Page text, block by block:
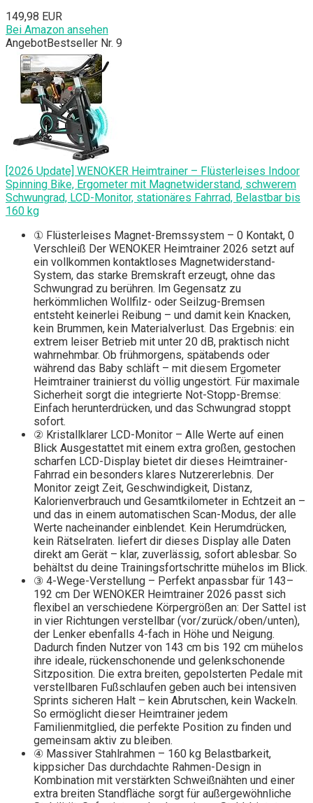
149,98 EUR
Bei Amazon ansehen
AngebotBestseller Nr. 9
[2026 Update] WENOKER Heimtrainer – Flüsterleises Indoor
Spinning Bike, Ergometer mit Magnetwiderstand, schwerem
Schwungrad, LCD-Monitor, stationäres Fahrrad, Belastbar bis
160 kg
① Flüsterleises Magnet-Bremssystem – 0 Kontakt, 0
Verschleiß Der WENOKER Heimtrainer 2026 setzt auf
ein vollkommen kontaktloses Magnetwiderstand-
System, das starke Bremskraft erzeugt, ohne das
Schwungrad zu berühren. Im Gegensatz zu
herkömmlichen Wollfilz- oder Seilzug-Bremsen
entsteht keinerlei Reibung – und damit kein Knacken,
kein Brummen, kein Materialverlust. Das Ergebnis: ein
extrem leiser Betrieb mit unter 20 dB, praktisch nicht
wahrnehmbar. Ob frühmorgens, spätabends oder
während das Baby schläft – mit diesem Ergometer
Heimtrainer trainierst du völlig ungestört. Für maximale
Sicherheit sorgt die integrierte Not-Stopp-Bremse:
Einfach herunterdrücken, und das Schwungrad stoppt
sofort.
② Kristallklarer LCD-Monitor – Alle Werte auf einen
Blick Ausgestattet mit einem extra großen, gestochen
scharfen LCD-Display bietet dir dieses Heimtrainer-
Fahrrad ein besonders klares Nutzererlebnis. Der
Monitor zeigt Zeit, Geschwindigkeit, Distanz,
Kalorienverbrauch und Gesamtkilometer in Echtzeit an –
und das in einem automatischen Scan-Modus, der alle
Werte nacheinander einblendet. Kein Herumdrücken,
kein Rätselraten. liefert dir dieses Display alle Daten
direkt am Gerät – klar, zuverlässig, sofort ablesbar. So
behältst du deine Trainingsfortschritte mühelos im Blick.
③ 4-Wege-Verstellung – Perfekt anpassbar für 143–
192 cm Der WENOKER Heimtrainer 2026 passt sich
flexibel an verschiedene Körpergrößen an: Der Sattel ist
in vier Richtungen verstellbar (vor/zurück/oben/unten),
der Lenker ebenfalls 4-fach in Höhe und Neigung.
Dadurch finden Nutzer von 143 cm bis 192 cm mühelos
ihre ideale, rückenschonende und gelenkschonende
Sitzposition. Die extra breiten, gepolsterten Pedale mit
verstellbaren Fußschlaufen geben auch bei intensiven
Sprints sicheren Halt – kein Abrutschen, kein Wackeln.
So ermöglicht dieser Heimtrainer jedem
Familienmitglied, die perfekte Position zu finden und
gemeinsam aktiv zu bleiben.
④ Massiver Stahlrahmen – 160 kg Belastbarkeit,
kippsicher Das durchdachte Rahmen-Design in
Kombination mit verstärkten Schweißnähten und einer
extra breiten Standfläche sorgt für außergewöhnliche